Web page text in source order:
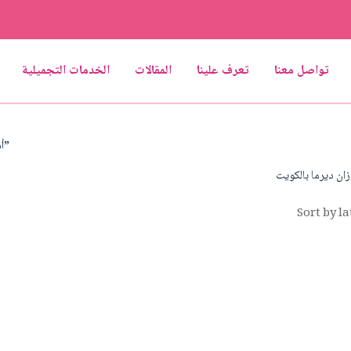
الخدمات التجميلية المقالات تعرف علينا تواصل معنا
/ Products tagged “أفضل عروض عيادة لوزان ديرما بالكويت”
ديرما بالكويت